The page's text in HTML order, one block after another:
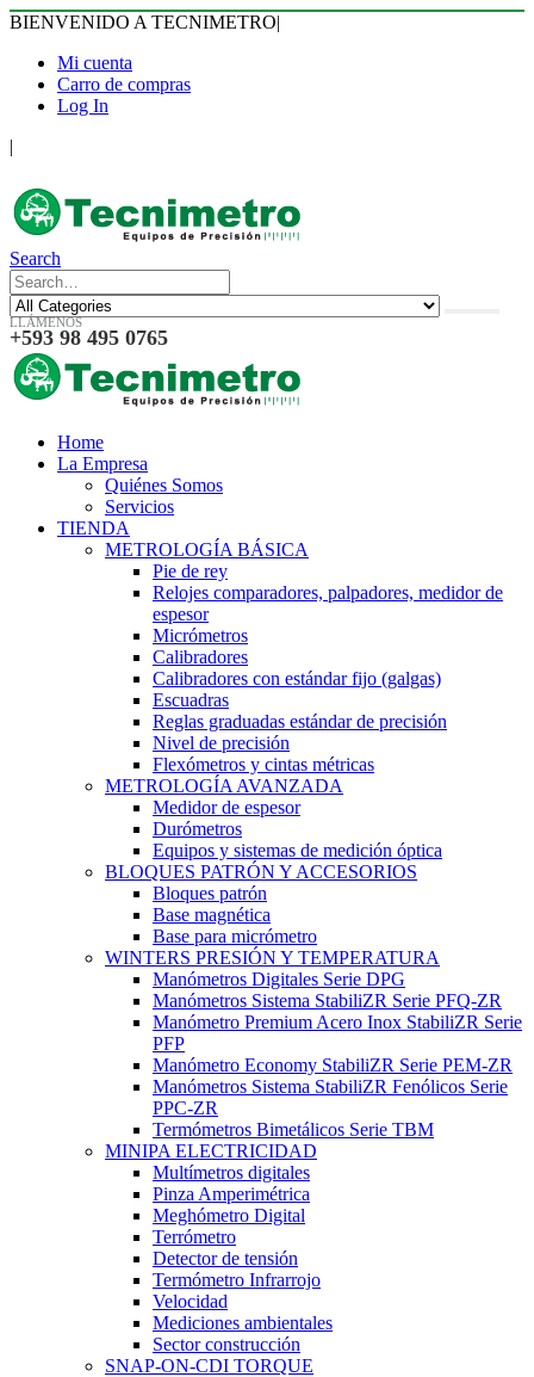
BIENVENIDO A TECNIMETRO|
Mi cuenta
Carro de compras
Log In
|
Search
LLÁMENOS
+593 98 495 0765
Home
La Empresa
Quiénes Somos
Servicios
TIENDA
METROLOGÍA BÁSICA
Pie de rey
Relojes comparadores, palpadores, medidor de
espesor
Micrómetros
Calibradores
Calibradores con estándar fijo (galgas)
Escuadras
Reglas graduadas estándar de precisión
Nivel de precisión
Flexómetros y cintas métricas
METROLOGÍA AVANZADA
Medidor de espesor
Durómetros
Equipos y sistemas de medición óptica
BLOQUES PATRÓN Y ACCESORIOS
Bloques patrón
Base magnética
Base para micrómetro
WINTERS PRESIÓN Y TEMPERATURA
Manómetros Digitales Serie DPG
Manómetros Sistema StabiliZR Serie PFQ-ZR
Manómetro Premium Acero Inox StabiliZR Serie
PFP
Manómetro Economy StabiliZR Serie PEM-ZR
Manómetros Sistema StabiliZR Fenólicos Serie
PPC-ZR
Termómetros Bimetálicos Serie TBM
MINIPA ELECTRICIDAD
Multímetros digitales
Pinza Amperimétrica
Meghómetro Digital
Terrómetro
Detector de tensión
Termómetro Infrarrojo
Velocidad
Mediciones ambientales
Sector construcción
SNAP-ON-CDI TORQUE